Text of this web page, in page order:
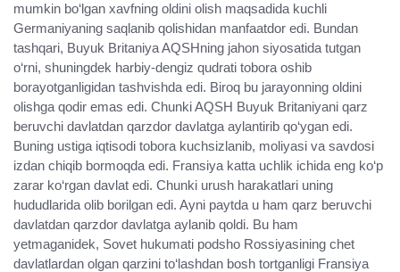
mumkin bo‘lgan xavfning oldini olish maqsadida kuchli
Germaniyaning saqlanib qolishidan manfaatdor edi. Bundan
tashqari, Buyuk Britaniya AQSHning jahon siyosatida tutgan
o‘rni, shuningdek harbiy-dengiz qudrati tobora oshib
borayotganligidan tashvishda edi. Biroq bu jarayonning oldini
olishga qodir emas edi. Chunki AQSH Buyuk Britaniyani qarz
beruvchi davlatdan qarzdor davlatga aylantirib qo‘ygan edi.
Buning ustiga iqtisodi tobora kuchsizlanib, moliyasi va savdosi
izdan chiqib bormoqda edi. Fransiya katta uchlik ichida eng ko‘p
zarar ko‘rgan davlat edi. Chunki urush harakatlari uning
hududlarida olib borilgan edi. Ayni paytda u ham qarz beruvchi
davlatdan qarzdor davlatga aylanib qoldi. Bu ham
yetmaganidek, Sovet hukumati podsho Rossiyasining chet
davlatlardan olgan qarzini to‘lashdan bosh tortganligi Fransiya